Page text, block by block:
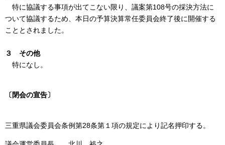
特に協議する事項が出てこない限り、議案第108号の採決方法に
ついて協議するため、本日の予算決算常任委員会終了後に開催する
こととされました。
３ その他
特になし。
〔閉会の宣告〕
三重県議会委員会条例第28条第１項の規定により記名押印する。